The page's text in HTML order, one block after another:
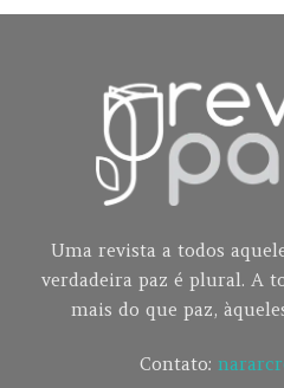
Uma revista a todos
verdadeira paz é plural. A
mais do que paz,
Contato: